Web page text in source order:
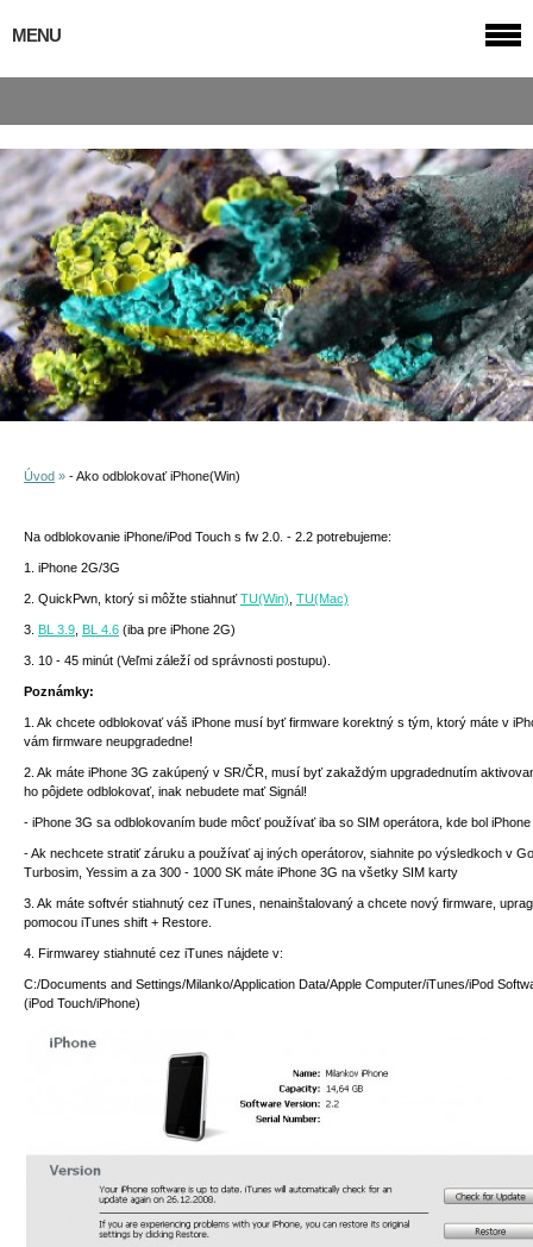
Úvod » - Ako odblokovať iPhone(Win)
Na odblokovanie iPhone/iPod Touch s fw 2.0. - 2.2 potrebujeme:
1. iPhone 2G/3G
2. QuickPwn, ktorý si môžte stiahnuťTU(Win) TU(Mac)
3. BL 3.9 BL 4.6 (iba pre iPhone 2G)
3. 10 - 45 minút (Veľmi záleží od správnosti postupu).
Poznámky:
1. Ak chcete odblokovať váš iPhone musí byť firmware korektný s tým, ktorý máte v
vám firmware neupgradedne!
2. Ak máte iPhone 3G zakúpený v SR/ČR, musí byť zakaždým upgradednutím
ho pôjdete odblokovať, inak nebudete mať Signál!
- iPhone 3G sa odblokovaním bude môcť používať iba so SIM operátora, kde bol
- Ak nechcete stratiť záruku a používať aj iných operátorov, siahnite po výsledkoch v
Turbosim, Yessim a za 300 - 1000 SK máte iPhone 3G na všetky SIM karty
3. Ak máte softvér stiahnutý cez iTunes, nenainštalovaný a chcete nový firmware,
pomocou iTunes shift + Restore.
4. Firmwarey stiahnuté cez iTunes nájdete v:
C:/Documents and Settings/Milanko/Application Data/Apple Computer/iTunes/iPod
(iPod Touch/iPhone)
MENU